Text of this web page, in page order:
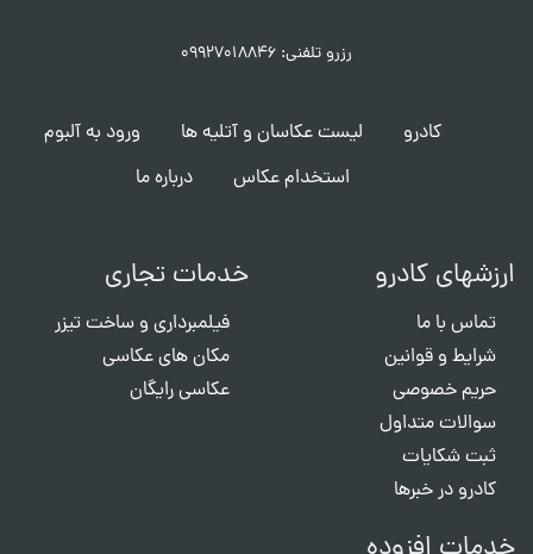
رزرو تلفنی: ۰۹۹۲۷۰۱۸۸۴۶
کادرو لیست عکاسان و آتلیه ها
ورود به آلبوم
استخدام عکاس
درباره ما
ارزشهای کادرو
تماس با ما
شرایط و قوانین
حریم خصوصی
سوالات متداول
ثبت شکایات
کادرو در خبرها
خدمات تجاری
فیلمبرداری و ساخت تیزر
مکان های عکاسی
عکاسی رایگان